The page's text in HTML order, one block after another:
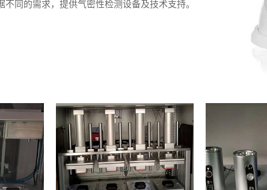
同的需求，提供气密性检测设备及技术支持。